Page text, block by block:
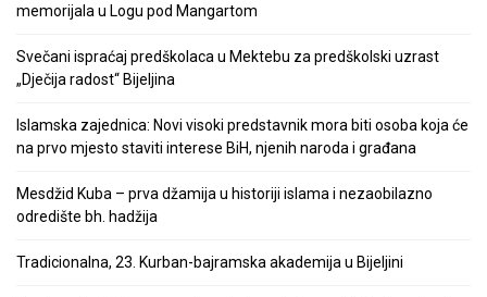
memorijala u Logu pod Mangartom
Svečani ispraćaj predškolaca u Mektebu za predškolski uzrast
„Dječija radost“ Bijeljina
Islamska zajednica: Novi visoki predstavnik mora biti osoba koja će
na prvo mjesto staviti interese BiH, njenih naroda i građana
Mesdžid Kuba – prva džamija u historiji islama i nezaobilazno
odredište bh. hadžija
Tradicionalna, 23. Kurban-bajramska akademija u Bijeljini